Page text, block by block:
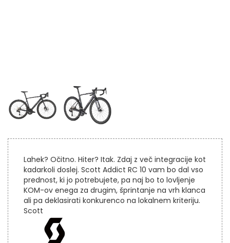
Lahek? Očitno. Hiter? Itak. Zdaj z več integracije kot
kadarkoli doslej. Scott Addict RC 10 vam bo dal vso
prednost, ki jo potrebujete, pa naj bo to lovljenje
KOM-ov enega za drugim, šprintanje na vrh klanca
ali pa deklasirati konkurenco na lokalnem kriteriju.
Scott